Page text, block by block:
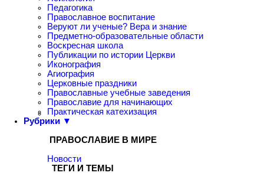
Педагогика
Православное воспитание
Веруют ли ученые? Вера и знание
Предметно-образовательные области
Воскресная школа
Публикации по истории Церкви
Иконография
Агиография
Церковные праздники
Православные учебные заведения
Православие для начинающих
Практическая катехизация
Рубрики ▼
ПРАВОСЛАВИЕ В МИРЕ
Новости
ТЕГИ И ТЕМЫ